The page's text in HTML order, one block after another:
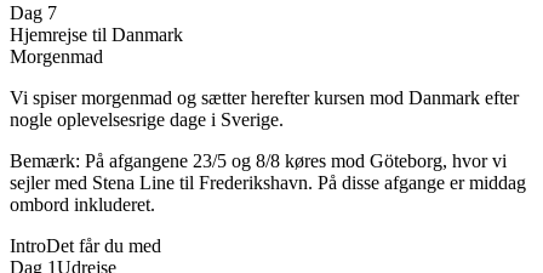
Dag 7
Hjemrejse til Danmark
Morgenmad
Vi spiser morgenmad og sætter herefter kursen mod Danmark efter
nogle oplevelsesrige dage i Sverige.
Bemærk: På afgangene 23/5 og 8/8 køres mod Göteborg, hvor vi
sejler med Stena Line til Frederikshavn. På disse afgange er middag
ombord inkluderet.
IntroDet får du med
Dag 1Udrejse